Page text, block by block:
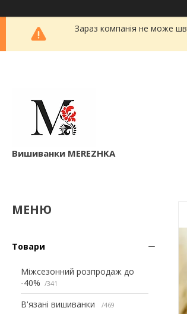
Зараз компанія не може
Вишиванки MEREZHKA
Товари
Міжсезонний розпродаж до
-40%
341
В'язані вишиванки 469